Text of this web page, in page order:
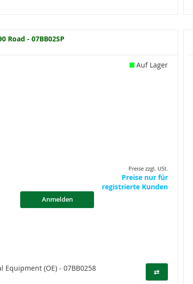
Road - 07BB02SP
Auf Lager
Preise zzgl. USt.
Preise nur für
registrierte Kunden
Anmelden
⇄
(OE) - 07BB0258